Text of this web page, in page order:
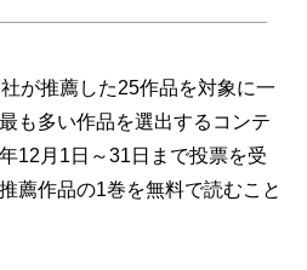
が推薦した25作品を対象に一
も多い作品を選出するコンテ
12月1日～31日まで投票を受
薦作品の1巻を無料で読むこと